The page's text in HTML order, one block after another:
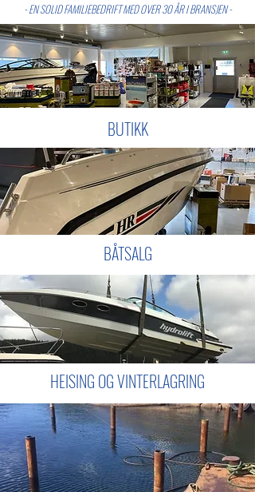
- EN SOLID FAMILIEBEDRIFT MED OVER 30 ÅR I BRANSJEN -
BUTIKK
BÅTSALG
HEISING OG VINTERLAGRING